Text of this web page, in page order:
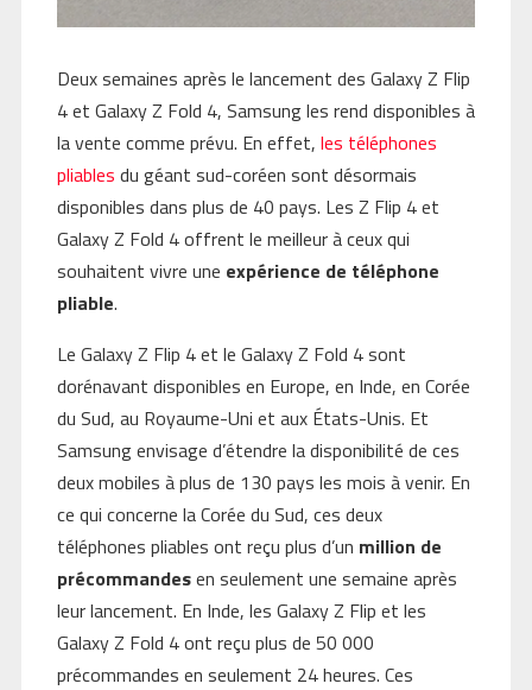
Deux semaines après le lancement des Galaxy Z Flip
4 et Galaxy Z Fold 4, Samsung les rend disponibles à
la vente comme prévu. En effet, les téléphones
pliables du géant sud-coréen sont désormais
disponibles dans plus de 40 pays. Les Z Flip 4 et
Galaxy Z Fold 4 offrent le meilleur à ceux qui
souhaitent vivre une expérience de téléphone
pliable.
Le Galaxy Z Flip 4 et le Galaxy Z Fold 4 sont
dorénavant disponibles en Europe, en Inde, en Corée
du Sud, au Royaume-Uni et aux États-Unis. Et
Samsung envisage d’étendre la disponibilité de ces
deux mobiles à plus de 130 pays les mois à venir. En
ce qui concerne la Corée du Sud, ces deux
téléphones pliables ont reçu plus d’un million de
précommandesen seulement une semaine après
leur lancement. En Inde, les Galaxy Z Flip et les
Galaxy Z Fold 4 ont reçu plus de 50 000
précommandes en seulement 24 heures. Ces